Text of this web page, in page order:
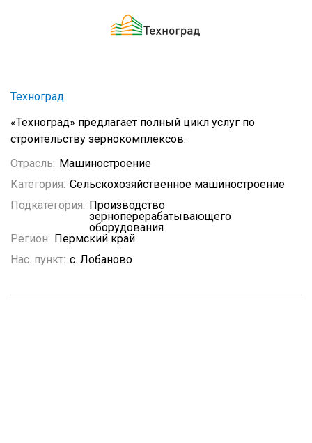
Техноград
«Техноград» предлагает полный цикл услуг по
строительству зернокомплексов.
Отрасль: Машиностроение
Категория: Сельскохозяйственное машиностроение
Подкатегория: Производство
зерноперерабатывающего
оборудования
Регион: Пермский край
Нас. пункт: с. Лобаново